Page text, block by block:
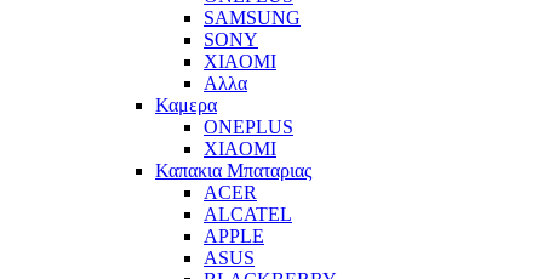
SAMSUNG
SONY
XIAOMI
Αλλα
Καμερα
ONEPLUS
XIAOMI
Καπακια Μπαταριας
ACER
ALCATEL
APPLE
ASUS